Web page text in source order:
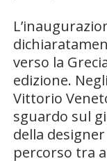
verso la
edizione.
Vittorio
sguardo sul
della
percorso tra